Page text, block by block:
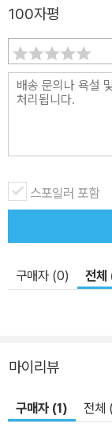
표현하지 못하는 마
아이들에게 녹여내
까지 말하지 못했던
더 자신 있게 굴어도
여 만화책을 보고
는데, 작가는 이 일
바뀌어 가는 과정을
싫다고 말했던 황금
금성을 이상한 녀석
다. 그리고 새로운 선생님과의 첫 수업 시간, 건호는 한껏 대담함을 발
는 궁금한 것은 큰
한다. 학교생활과 놀
기다려진다. 익살스럽고 활달한 상상력으로 이야기 살집을 더하는 그
100자평
스포일러 포함
구매자 (0) 전
마이리뷰
구매자 (1) 전체